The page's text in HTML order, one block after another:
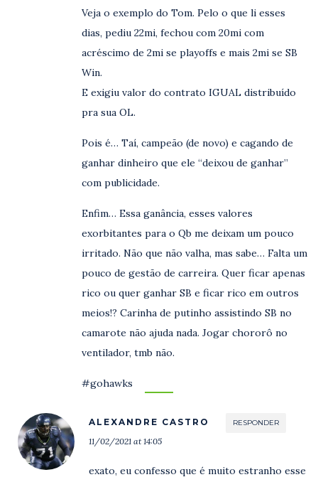
Veja o exemplo do Tom. Pelo o que li esses
dias, pediu 22mi, fechou com 20mi com
acréscimo de 2mi se playoffs e mais 2mi se SB
Win.
E exigiu valor do contrato IGUAL distribuído
pra sua OL.
Pois é… Taí, campeão (de novo) e cagando de
ganhar dinheiro que ele “deixou de ganhar”
com publicidade.
Enfim… Essa ganância, esses valores
exorbitantes para o Qb me deixam um pouco
irritado. Não que não valha, mas sabe… Falta um
pouco de gestão de carreira. Quer ficar apenas
rico ou quer ganhar SB e ficar rico em outros
meios!? Carinha de putinho assistindo SB no
camarote não ajuda nada. Jogar chororô no
ventilador, tmb não.
#gohawks
ALEXANDRE CASTRO RESPONDER
11/02/2021 at 14:05
exato, eu confesso que é muito estranho esse